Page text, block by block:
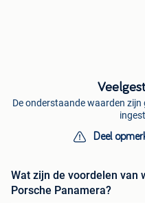
De onderstaande waarden
Deel
Wat zijn de voordelen van
Porsche Panamera?